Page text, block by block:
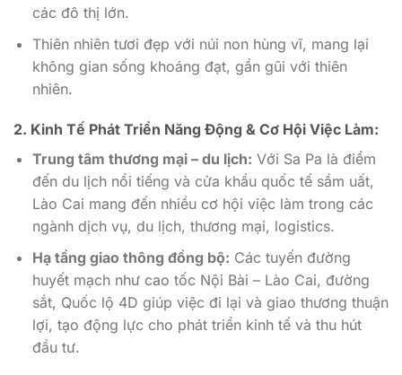
các đô thị lớn.
Thiên nhiên tươi đẹp với núi non hùng vĩ, mang lại
không gian sống khoáng đạt, gần gũi với thiên
nhiên.
2. Kinh Tế Phát Triển Năng Động & Cơ Hội Việc Làm:
Trung tâm thương mại – du lịch: Với Sa Pa là điểm
đến du lịch nổi tiếng và cửa khẩu quốc tế sầm uất,
Lào Cai mang đến nhiều cơ hội việc làm trong các
ngành dịch vụ, du lịch, thương mại, logistics.
Hạ tầng giao thông đồng bộ: Các tuyến đường
huyết mạch như cao tốc Nội Bài – Lào Cai, đường
sắt, Quốc lộ 4D giúp việc đi lại và giao thương thuận
lợi, tạo động lực cho phát triển kinh tế và thu hút
đầu tư.